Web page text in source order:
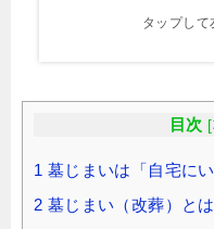
タップして
目次 [
1 墓じまいは「自宅に
2 墓じまい（改葬）と